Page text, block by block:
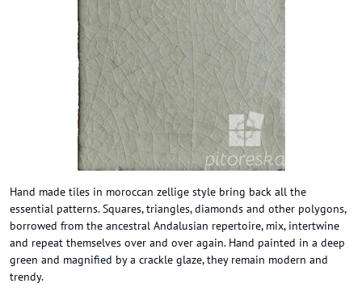
Hand made tiles in moroccan zellige style bring back all the
essential patterns. Squares, triangles, diamonds and other polygons,
borrowed from the ancestral Andalusian repertoire, mix, intertwine
and repeat themselves over and over again. Hand painted in a deep
green and magnified by a crackle glaze, they remain modern and
trendy.